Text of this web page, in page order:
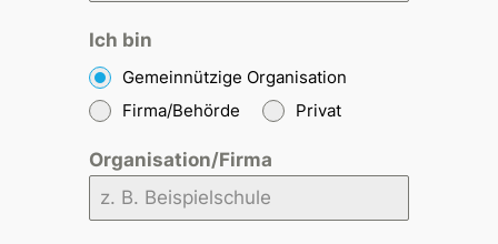
Ich bin
Gemeinnützige Organisation
Firma/Behörde
Privat
Organisation/Firma